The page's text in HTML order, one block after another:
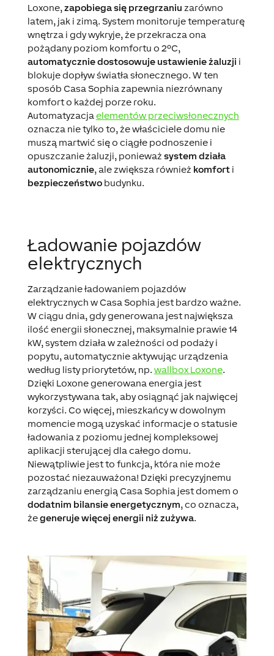
Loxone, zapobiega się przegrzaniu zarówno
latem, jak i zimą. System monitoruje temperaturę
wnętrza i gdy wykryje, że przekracza ona
pożądany poziom komfortu o 2ºC,
automatycznie dostosowuje ustawienie żaluzji i
blokuje dopływ światła słonecznego. W ten
sposób Casa Sophia zapewnia niezrównany
komfort o każdej porze roku.
Automatyzacja elementów przeciwsłonecznych
oznacza nie tylko to, że właściciele domu nie
muszą martwić się o ciągłe podnoszenie i
opuszczanie żaluzji, ponieważ system działa
autonomicznie, ale zwiększa również komforti
bezpieczeństwobudynku.
Ładowanie pojazdów
elektrycznych
Zarządzanie ładowaniem pojazdów
elektrycznych w Casa Sophia jest bardzo ważne.
W ciągu dnia, gdy generowana jest największa
ilość energii słonecznej, maksymalnie prawie 14
kW, system działa w zależności od podaży i
popytu, automatycznie aktywując urządzenia
według listy priorytetów, np. wallbox Loxone.
Dzięki Loxone generowana energia jest
wykorzystywana tak, aby osiągnąć jak najwięcej
korzyści. Co więcej, mieszkańcy w dowolnym
momencie mogą uzyskać informacje o statusie
ładowania z poziomu jednej kompleksowej
aplikacji sterującej dla całego domu.
Niewątpliwie jest to funkcja, która nie może
pozostać niezauważona! Dzięki precyzyjnemu
zarządzaniu energią Casa Sophia jest domem o
dodatnim bilansie energetycznym, co oznacza,
żegeneruje więcej energii niż zużywa.